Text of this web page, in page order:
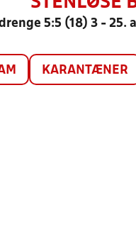
5:5 (18) 3 - 25.
KARANTÆNER